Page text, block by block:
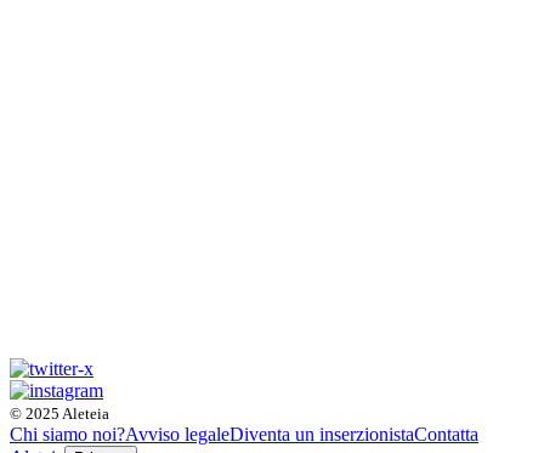
© 2025 Aleteia
Chi siamo noi?Avviso legaleDiventa un inserzionistaContatta